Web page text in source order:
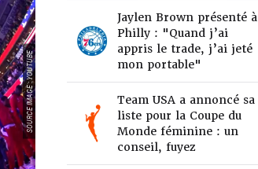
SOURCE IMAGE : YOUTUBE
Jaylen Brown présenté à
Philly : "Quand j’ai
appris le trade, j’ai jeté
mon portable"
Team USA a annoncé sa
liste pour la Coupe du
Monde féminine : un
conseil, fuyez